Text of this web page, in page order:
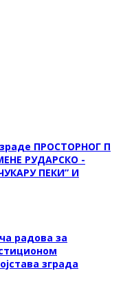
ПРОСТОРНОГ П
РУДАРСКО -
ПЕКИ” И
радова за
зграда